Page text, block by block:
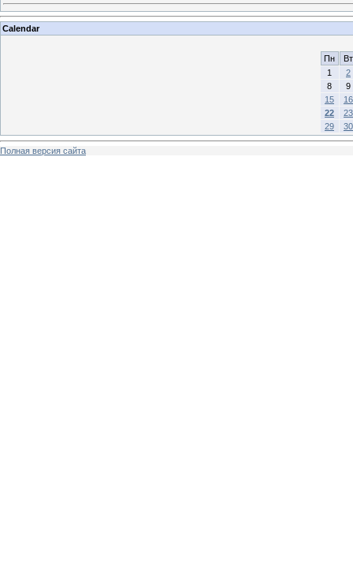
Calendar
Пн
Вт
1
2
8
9
15
16
22
23
29
30
Полная версия сайта